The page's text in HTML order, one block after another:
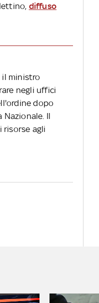
diffuso
il ministro
negli uffici
dopo
Il
risorse agli